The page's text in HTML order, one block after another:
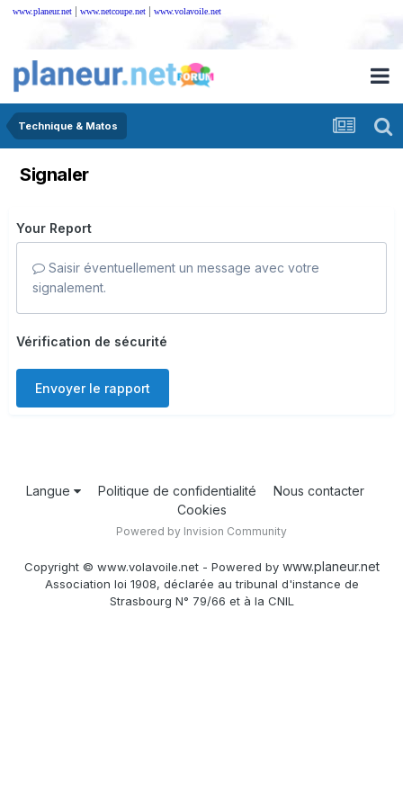
www.planeur.net | www.netcoupe.net | www.volavoile.net
Technique & Matos
Signaler
Your Report
Saisir éventuellement un message avec votre
signalement.
Vérification de sécurité
Envoyer le rapport
Langue Politique de confidentialité
Nous contacter
Cookies
Powered by Invision Community
Copyright © www.volavoile.net - Powered by www.planeur.net
Association loi 1908, déclarée au tribunal d'instance de
Strasbourg N° 79/66 et à la CNIL